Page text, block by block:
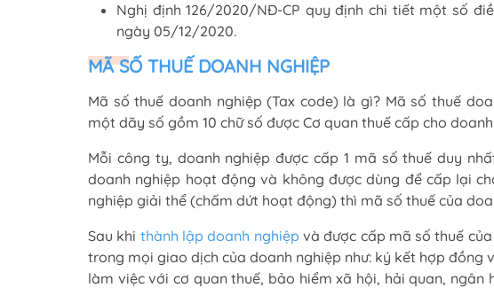
Nghị định 126/2020/NĐ-CP quy định chi tiết một số
ngày 05/12/2020.
MÃ SỐ THUẾ DOANH NGHIỆP
Mã số thuế doanh nghiệp (Tax code) là gì? Mã số thuế
một dãy số gồm 10 chữ số được Cơ quan thuế cấp cho
Mỗi công ty, doanh nghiệp được cấp 1 mã số thuế duy
doanh nghiệp hoạt động và không được dùng để cấp lại
nghiệp giải thể (chấm dứt hoạt động) thì mã số thuế của
Sau khi thành lập doanh nghiệp và được cấp mã số thuế
trong mọi giao dịch của doanh nghiệp như: ký kết hợp đồng
làm việc với cơ quan thuế, bảo hiểm xã hội, hải quan, ngân